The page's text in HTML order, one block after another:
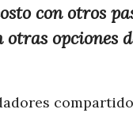
con otros
otras opciones